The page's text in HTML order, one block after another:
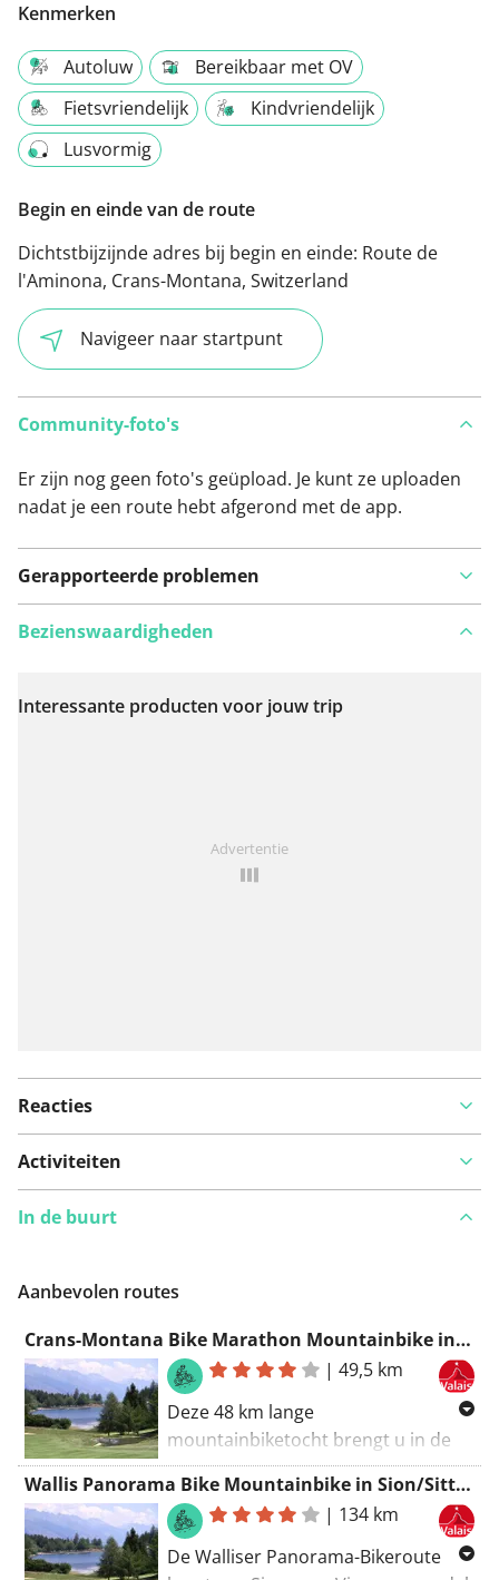
Kenmerken
Autoluw
Bereikbaar met OV
Fietsvriendelijk
Kindvriendelijk
Lusvormig
Begin en einde van de route
Dichtstbijzijnde adres bij begin en einde: Route de
l'Aminona, Crans-Montana, Switzerland
Navigeer naar startpunt
Community-foto's
Er zijn nog geen foto's geüpload. Je kunt ze uploaden
nadat je een route hebt afgerond met de app.
Gerapporteerde problemen
Bekijk op kaart
Bezienswaardigheden
Interessante producten voor jouw trip
Advertentie
Reacties
Activiteiten
In de buurt
Aanbevolen routes
Crans-Montana Bike Marathon Mountainbike in Crans-Montana
|49,5 km
Deze 48 km lange
mountainbiketocht brengt u in de
prachtige regio Crans-Montana. De
tour is zowel lichamelijk als
technisch uitdagend en biedt een
verscheidenheid aan verrassingen:
Wallis Panorama Bike Mountainbike in Sion/Sitten
| 134 km
De Walliser Panorama-Bikeroute